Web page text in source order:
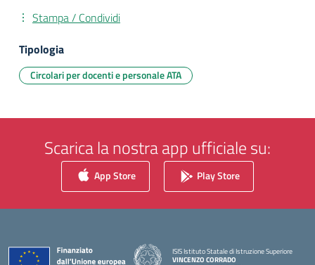
Stampa / Condividi
Tipologia
Circolari per docenti e personale ATA
Scarica la nostra app ufficiale su:
App Store Play Store
ISIS Istituto Statale di Istruzione Superiore
VINCENZO CORRADO